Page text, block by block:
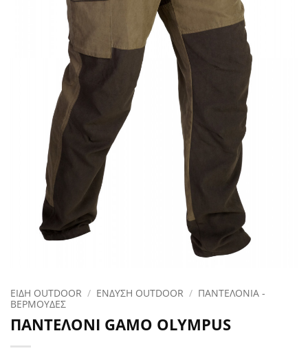
ΕΙΔΗ OUTDOOR / ΕΝΔΥΣΗ OUTDOOR / ΠΑΝΤΕΛΟΝΙΑ -
ΒΕΡΜΟΥΔΕΣ
ΠΑΝΤΕΛΟΝΙ GAMO OLYMPUS